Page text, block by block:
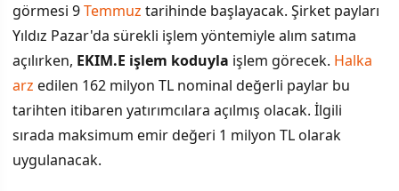
Altı Ana Endekste Yer Alacak
Talep Toplama Süreci ve Sonuçları
görmesi 9Temmuz tarihinde başlayacak. Şirket payları
Yıldız Pazar'da sürekli işlem yöntemiyle alım satıma
açılırken, EKIM.E işlem koduyla işlem görecek. Halka
arz edilen 162 milyon TL nominal değerli paylar bu
tarihten itibaren yatırımcılara açılmış olacak. İlgili
sırada maksimum emir değeri 1 milyon TL olarak
uygulanacak.